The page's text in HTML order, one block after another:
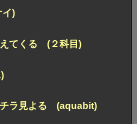
)
てくる (２科目)
チラ見よる (aquabit)